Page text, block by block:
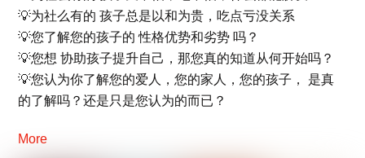
💡为社么有的 孩子总是以和为贵，吃点亏没关系
💡您了解您的孩子的 性格优势和劣势 吗？
💡您想 协助孩子提升自己，那您真的知道从何开始吗？
💡您认为你了解您的爱人，您的家人，您的孩子， 是真
的了解吗？还是只是您认为的而已？
More